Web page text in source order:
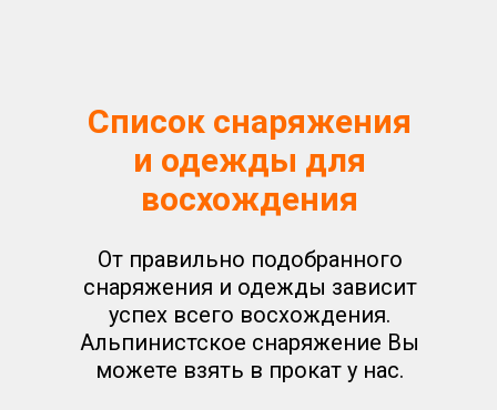
Список снаряжения
и одежды для
восхождения
От правильно подобранного
снаряжения и одежды зависит
успех всего восхождения.
Альпинистское снаряжение Вы
можете взять в прокат у нас.